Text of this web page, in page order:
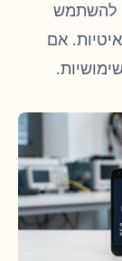
החדשים ביותר. הכריחו את צוותי ה-QA להשתמש
בחומרה בת שלוש שנים על רשתות 3G איטיות. אם